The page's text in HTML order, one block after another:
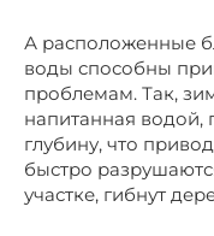
А расположенные
воды способны
проблемам. Так,
напитанная
глубину, что
быстро
участке, гибнут